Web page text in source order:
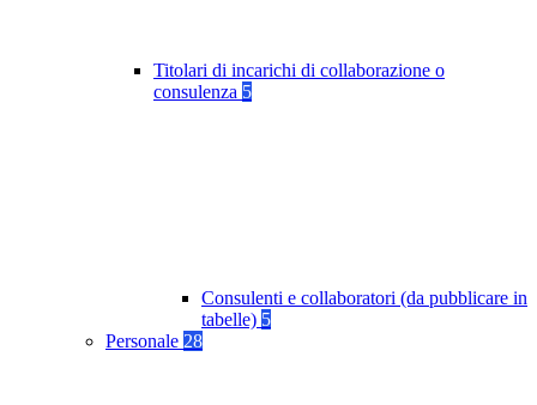
Titolari di incarichi di collaborazione o
consulenza 5
Consulenti e collaboratori (da pubblicare in
tabelle) 5
Personale 28